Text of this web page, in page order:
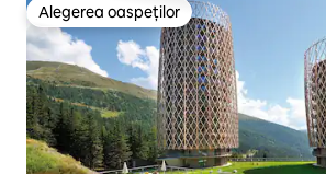
Alegerea oaspeților
Alegerea oaspeților